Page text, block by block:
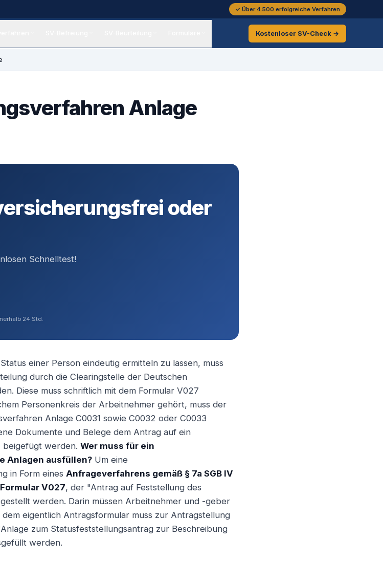
✓ Über 4.500 erfolgreiche Verfahren
Kostenloser SV-Check →
Anlage
oder
Schnelltest!
Weiter
24 Std.
einer Person eindeutig ermitteln zu lassen, muss
durch die Clearingstelle der Deutschen
Diese muss schriftlich mit dem Formular V027
Personenkreis der Arbeitnehmer gehört, muss der
Anlage C0031 sowie C0032 oder C0033
Dokumente und Belege dem Antrag auf ein
beigefügt werden. Wer muss für ein
Anlagen ausfüllen? Um eine
in Form eines Anfrageverfahrens gemäß § 7a SGB IV
Formular V027, der "Antrag auf Feststellung des
werden. Darin müssen Arbeitnehmer und -geber
eigentlich Antragsformular muss zur Antragstellung
zum Statusfeststellungsantrag zur Beschreibung
werden.